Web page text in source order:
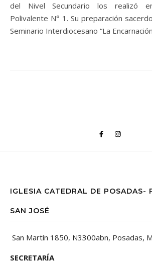
del Nivel Secundario los realizó
Polivalente N° 1. Su preparación
Seminario Interdiocesano “La
IGLESIA CATEDRAL DE POSADAS-
SAN JOSÉ
San Martín 1850, N3300abn, Posadas,
SECRETARÍA